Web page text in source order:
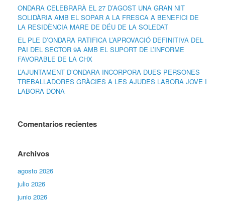
ONDARA CELEBRARÀ EL 27 D’AGOST UNA GRAN NIT
SOLIDÀRIA AMB EL SOPAR A LA FRESCA A BENEFICI DE
LA RESIDÈNCIA MARE DE DÉU DE LA SOLEDAT
EL PLE D’ONDARA RATIFICA L’APROVACIÓ DEFINITIVA DEL
PAI DEL SECTOR 9A AMB EL SUPORT DE L’INFORME
FAVORABLE DE LA CHX
L’AJUNTAMENT D’ONDARA INCORPORA DUES PERSONES
TREBALLADORES GRÀCIES A LES AJUDES LABORA JOVE I
LABORA DONA
Comentarios recientes
Archivos
agosto 2026
julio 2026
junio 2026